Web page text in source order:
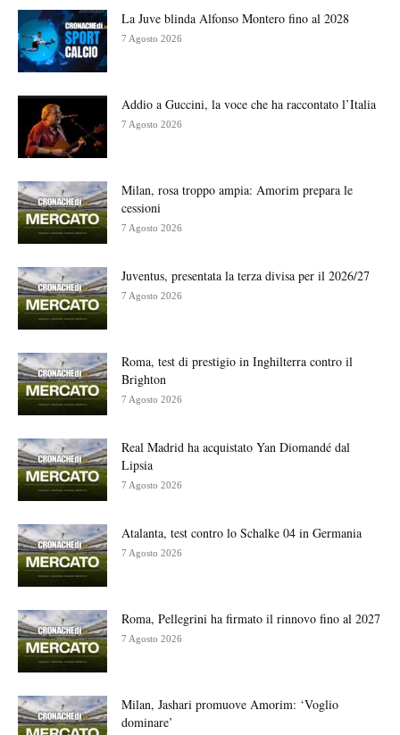
La Juve blinda Alfonso Montero fino al 2028
7 Agosto 2026
Addio a Guccini, la voce che ha raccontato l’Italia
7 Agosto 2026
Milan, rosa troppo ampia: Amorim prepara le
cessioni
7 Agosto 2026
Juventus, presentata la terza divisa per il 2026/27
7 Agosto 2026
Roma, test di prestigio in Inghilterra contro il
Brighton
7 Agosto 2026
Real Madrid ha acquistato Yan Diomandé dal
Lipsia
7 Agosto 2026
Atalanta, test contro lo Schalke 04 in Germania
7 Agosto 2026
Roma, Pellegrini ha firmato il rinnovo fino al 2027
7 Agosto 2026
Milan, Jashari promuove Amorim: ‘Voglio
dominare’